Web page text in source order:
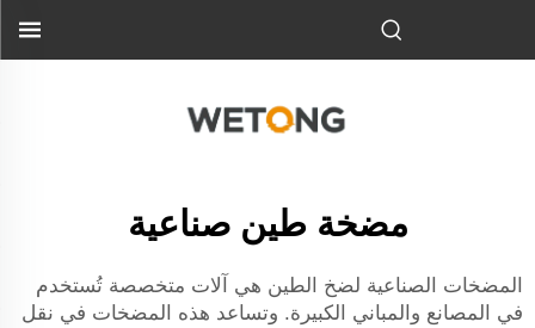
مضخة طين صناعية
المضخات الصناعية لضخ الطين هي آلات متخصصة تُستخدم
في المصانع والمباني الكبيرة. وتساعد هذه المضخات في نقل